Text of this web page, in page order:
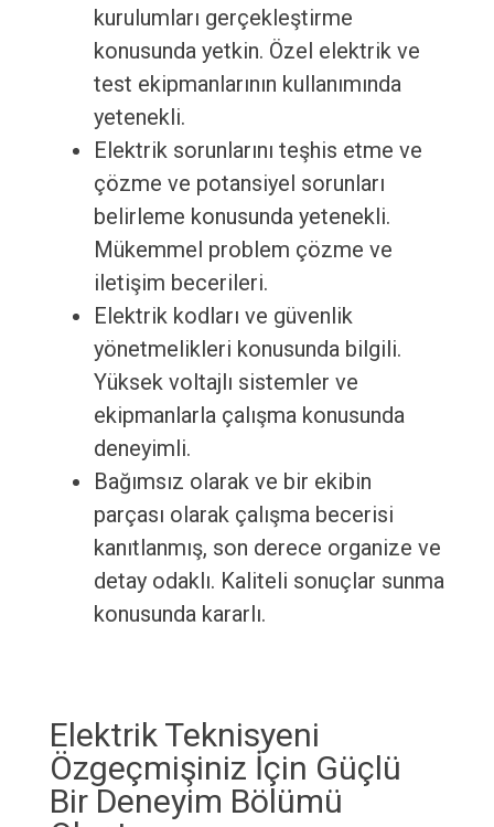
kurulumları gerçekleştirme
konusunda yetkin. Özel elektrik ve
test ekipmanlarının kullanımında
yetenekli.
Elektrik sorunlarını teşhis etme ve
çözme ve potansiyel sorunları
belirleme konusunda yetenekli.
Mükemmel problem çözme ve
iletişim becerileri.
Elektrik kodları ve güvenlik
yönetmelikleri konusunda bilgili.
Yüksek voltajlı sistemler ve
ekipmanlarla çalışma konusunda
deneyimli.
Bağımsız olarak ve bir ekibin
parçası olarak çalışma becerisi
kanıtlanmış, son derece organize ve
detay odaklı. Kaliteli sonuçlar sunma
konusunda kararlı.
Elektrik Teknisyeni
Özgeçmişiniz İçin Güçlü
Bir Deneyim Bölümü